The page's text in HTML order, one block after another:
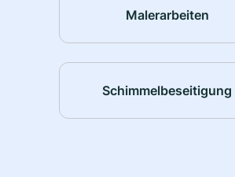
Malerarbeiten
Schimmelbeseitigung